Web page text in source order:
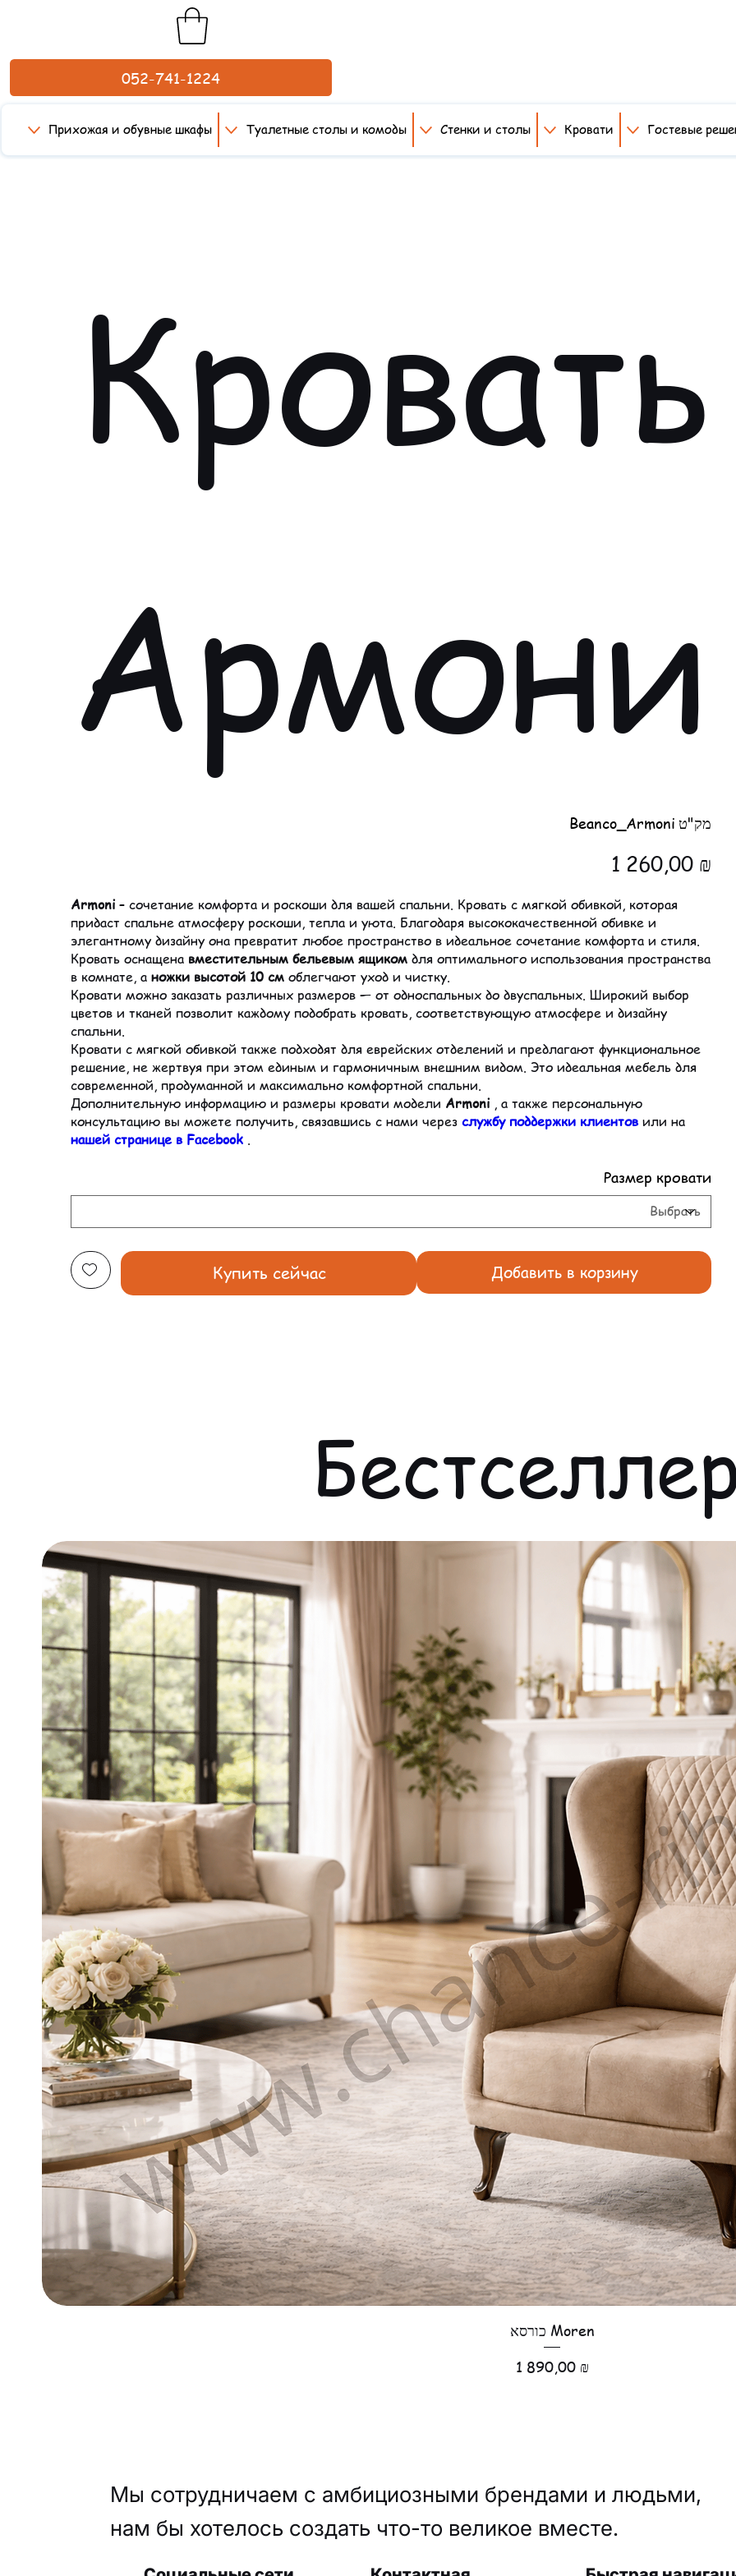
052-741-1224
Гостевые
Кровати
Стенки и столы
Туалетные столы и комоды
Прихожая и обувные шкафы
Кровать
Армони
מק"ט
Beanco_Armoni
Beanco_Armoni
1 260,00 ₪
Armoni – сочетание комфорта и роскоши для вашей спальни. Кровать с мягкой обивкой, которая
придаст спальне атмосферу роскоши, тепла и уюта. Благодаря высококачественной обивке и
элегантному дизайну она превратит любое пространство в идеальное сочетание комфорта и стиля.
Кровать оснащена вместительным бельевым ящиком для оптимального использования пространства
в комнате, аножки высотой 10 см облегчают уход и чистку.
Кровати можно заказать различных размеров — от односпальных до двуспальных. Широкий выбор
цветов и тканей позволит каждому подобрать кровать, соответствующую атмосфере и дизайну
спальни.
Кровати с мягкой обивкой также подходят для еврейских отделений и предлагают функциональное
решение, не жертвуя при этом единым и гармоничным внешним видом. Это идеальная мебель для
современной, продуманной и максимально комфортной спальни.
Дополнительную информацию и размеры кровати модели Armoni , а также персональную
консультацию вы можете получить, связавшись с нами черезслужбу поддержки клиентов или на
нашей странице в Facebook .
Размер кровати
Добавить в корзину
Купить сейчас
כורסא Moren
Цена
1 890,00 ₪
Мы сотрудничаем с амбициозными брендами и людьми,
нам бы хотелось создать что-то великое вместе.